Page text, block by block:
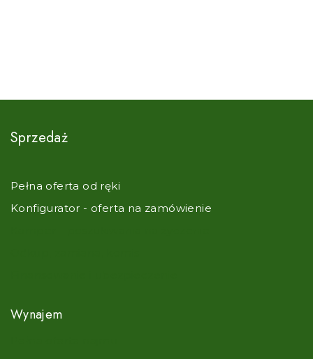
Sprzedaż
Pełna oferta od ręki
Konfigurator - oferta na zamówienie
Wynajem